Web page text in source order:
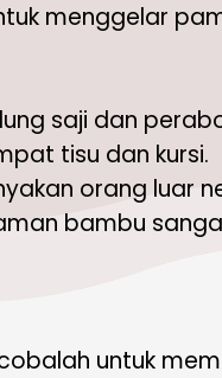
menggelar
saji dan
tisu dan kursi.
orang luar
bambu
untuk